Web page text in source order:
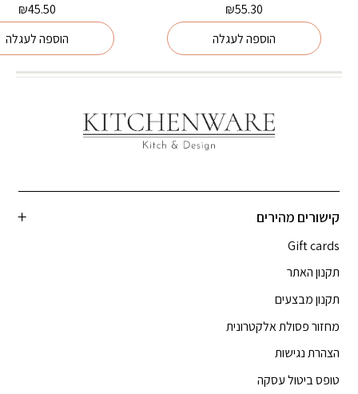
₪55.30
הוספה לעגלה
₪45.50
הוספה לעגלה
קישורים מהירים
Gift cards
תקנון האתר
תקנון מבצעים
מחזור פסולת אלקטרונית
הצהרת נגישות
טופס ביטול עסקה